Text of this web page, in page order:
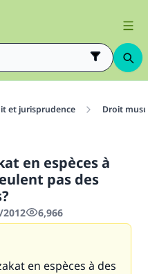
et jurisprudence Droit
en espèces à
pas des
6,966
en espèces à des